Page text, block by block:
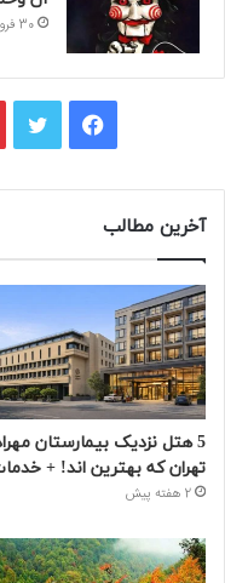
30 فروردین 1405
فیسبوک
آخرین مطالب
5 هتل نزدیک بیمارستان
تهران که بهترین‌ اند! +
2 هفته پیش